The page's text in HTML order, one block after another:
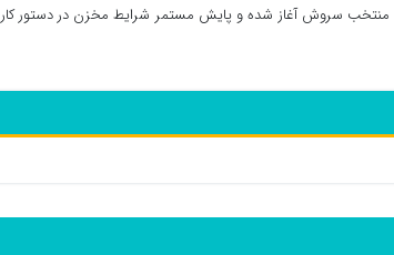
میعانات گازی به چاه‌های منتخب سروش آغاز شده و پایش مستمر شرایط مخزن در دستور کار